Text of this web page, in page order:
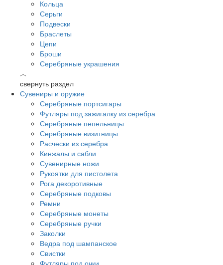
Кольца
Серьги
Подвески
Браслеты
Цепи
Броши
Серебряные украшения
︿
свернуть раздел
Сувениры и оружие
Серебряные портсигары
Футляры под зажигалку из серебра
Серебряные пепельницы
Серебряные визитницы
Расчески из серебра
Кинжалы и сабли
Сувенирные ножи
Рукоятки для пистолета
Рога декоротивные
Серебряные подковы
Ремни
Серебряные монеты
Серебряные ручки
Заколки
Ведра под шампанское
Свистки
Футляры под очки